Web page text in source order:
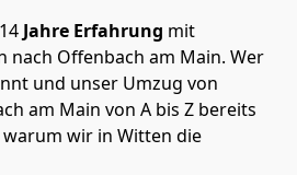
Jahre Erfahrung mit
nach Offenbach am Main. Wer
und unser Umzug von
am Main von A bis Z bereits
wir in Witten die